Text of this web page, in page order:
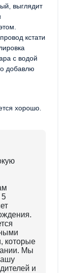
выглядит
кстати
с водой
добавлю
хорошо.
5
которые
Мы
и